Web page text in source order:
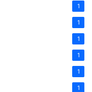
1
1
1
1
1
1